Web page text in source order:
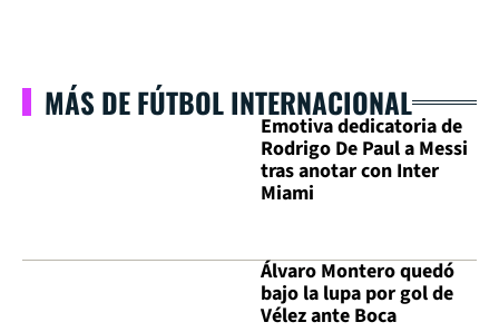
MÁS DE FÚTBOL INTERNACIONAL
Emotiva dedicatoria de
Rodrigo De Paul a Messi
tras anotar con Inter
Miami
Álvaro Montero quedó
bajo la lupa por gol de
Vélez ante Boca